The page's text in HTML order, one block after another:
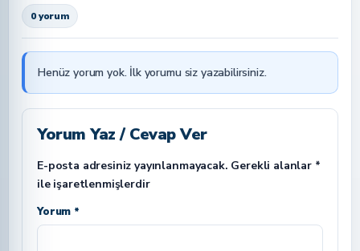
0 yorum
Henüz yorum yok. İlk yorumu siz yazabilirsiniz.
Yorum Yaz / Cevap Ver
E-posta adresiniz yayınlanmayacak. Gerekli alanlar *
ile işaretlenmişlerdir
Yorum *